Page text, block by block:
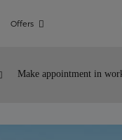
Offers
Make appointment in